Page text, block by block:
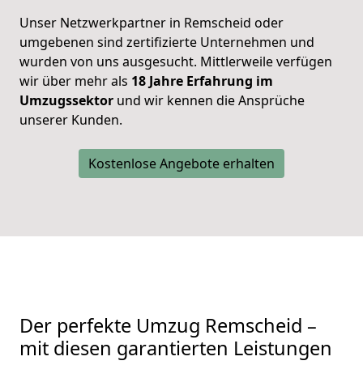
Unser Netzwerkpartner in Remscheid oder
umgebenen sind zertifizierte Unternehmen und
wurden von uns ausgesucht. Mittlerweile verfügen
wir über mehr als 18 Jahre Erfahrung im
Umzugssektor und wir kennen die Ansprüche
unserer Kunden.
Kostenlose Angebote erhalten
Der perfekte Umzug Remscheid –
mit diesen garantierten Leistungen